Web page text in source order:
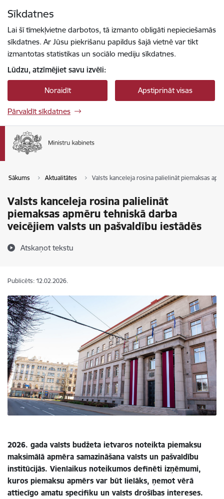
Sīkdatnes
Lai šī tīmekļvietne darbotos, tā izmanto obligāti nepieciešamās
sīkdatnes. Ar Jūsu piekrišanu papildus šajā vietnē var tikt
izmantotas statistikas un sociālo mediju sīkdatnes.
Lūdzu, atzīmējiet savu izvēli:
Noraidīt Apstiprināt visas
Pārvaldīt sīkdatnes
Sākums Aktualitātes Valsts kanceleja rosina palielināt piemaksas
Valsts kanceleja rosina palielināt
piemaksas apmēru tehniskā darba
veicējiem valsts un pašvaldību iestādēs
Atskaņot tekstu
Publicēts: 12.02.2026.
2026. gada valsts budžeta ietvaros noteikta piemaksu
maksimālā apmēra samazināšana valsts un pašvaldību
institūcijās. Vienlaikus noteikumos definēti izņēmumi,
kuros piemaksu apmērs var būt lielāks, ņemot vērā
attiecīgo amatu specifiku un valsts drošības intereses.